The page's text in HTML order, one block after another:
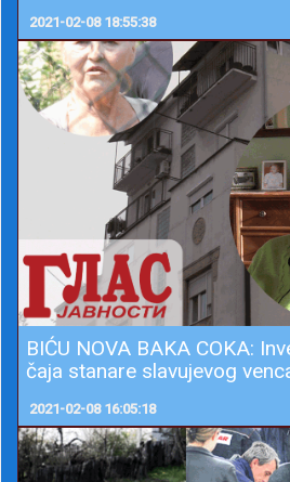
2021-02-08 18:55:38
BIĆU NOVA BAKA COKA:
čaja stanare slavujevog
2021-02-08 16:05:18